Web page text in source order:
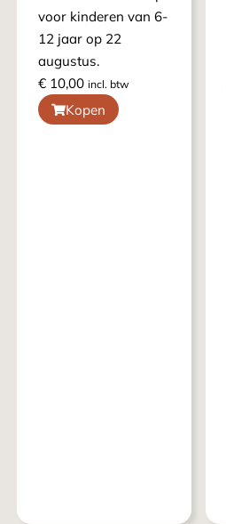
voor kinderen van 6-
12 jaar op 22
augustus.
€ 10,00 incl. btw
Kopen